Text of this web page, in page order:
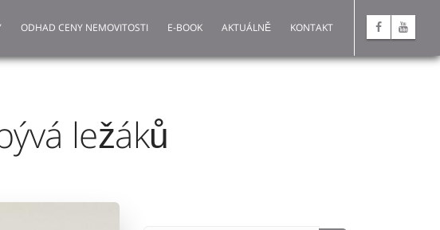
ODHAD CENY NEMOVITOSTI E-BOOK AKTUÁLNĚ KONTAKT
ležáků